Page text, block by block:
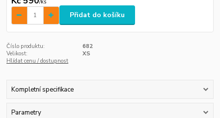
/ks
Přidat do košíku
Číslo produktu:
682
Velikost:
XS
Hlídat cenu / dostupnost
Kompletní specifikace
Parametry